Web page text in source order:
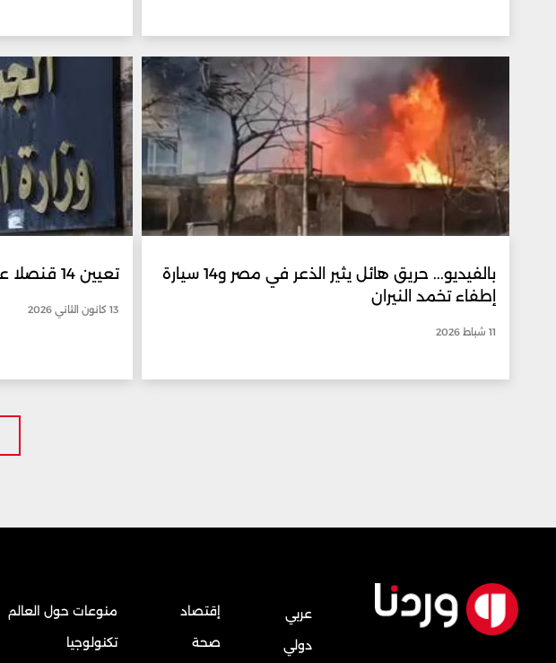
بالفيديو... حريق هائل يثير الذعر في مصر و14 سيارة
إطفاء تخمد النيران
11 شباط 2026
تعيين 14 قنصلا عاماً في 10 دول... مَن هم؟
13 كانون الثاني 2026
عربي
دولي
إقتصاد
صحة
منوعات حول العالم
تكنولوجيا